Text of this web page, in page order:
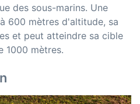
des sous-marins. Une
600 mètres d'altitude, sa
et peut atteindre sa cible
1000 mètres.